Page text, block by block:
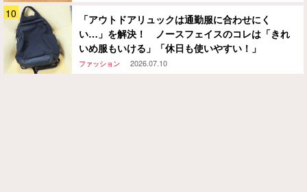
「アウトドアリュックは通勤服に合わせにく
い…」を解決！ ノースフェイスのコレは「きれ
いめ服もいける」「休日も使いやすい！」
ファッション 2026.07.10